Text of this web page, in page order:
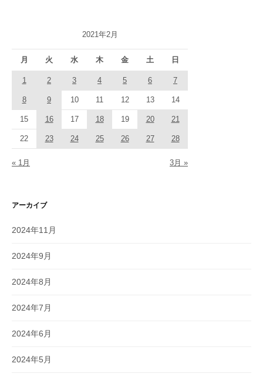
2021年2月
月 火 水 木 金 土 日
« 1月 3月 »
1 2 3 4 5 6 7
8 9 10 11 12 13 14
15 16 17 18 19 20 21
22 23 24 25 26 27 28
アーカイブ
2024年11月
2024年9月
2024年8月
2024年7月
2024年6月
2024年5月